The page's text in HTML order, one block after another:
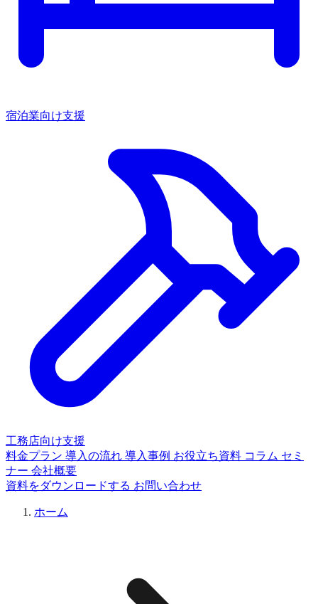
宿泊業向け支援
工務店向け支援
料金プラン 導入の流れ 導入事例 お役立ち資料 コラム セミ
ナー 会社概要
資料をダウンロードする お問い合わせ
ホーム